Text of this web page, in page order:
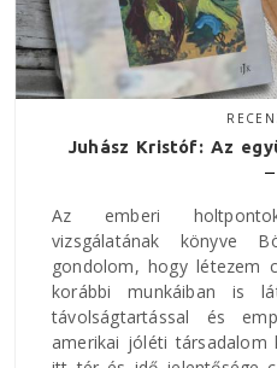
Juhász Kristóf: Az
Az emberi
vizsgálatának könyve
gondolom, hogy létezem
korábbi munkáiban is
távolságtartással és
amerikai jóléti társadalom